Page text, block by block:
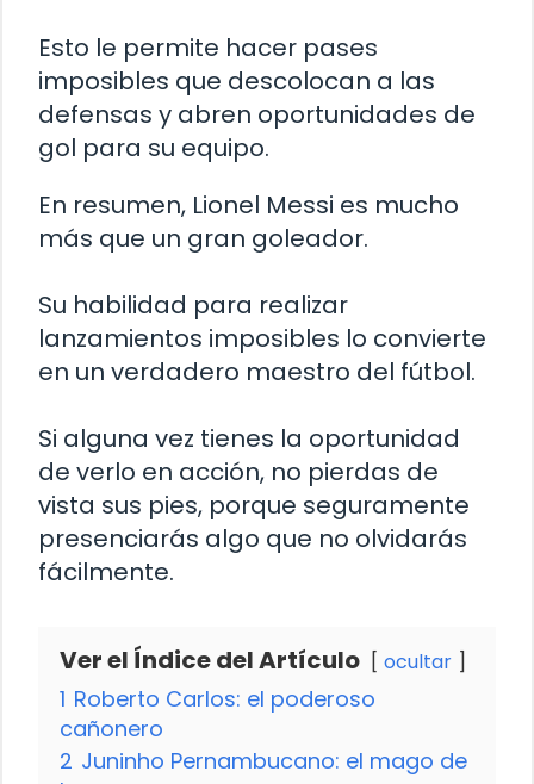
Esto le permite hacer pases
imposibles que descolocan a las
defensas y abren oportunidades de
gol para su equipo.
En resumen, Lionel Messi es mucho
más que un gran goleador.
Su habilidad para realizar
lanzamientos imposibles lo convierte
en un verdadero maestro del fútbol.
Si alguna vez tienes la oportunidad
de verlo en acción, no pierdas de
vista sus pies, porque seguramente
presenciarás algo que no olvidarás
fácilmente.
Ver el Índice del Artículo ocultar
1 Roberto Carlos: el poderoso
cañonero
2 Juninho Pernambucano: el mago de